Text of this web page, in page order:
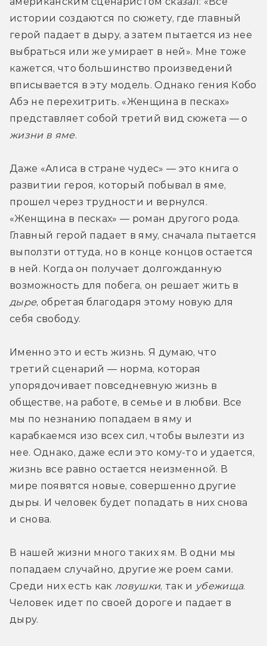
истории создаются по сюжету, где главный
герой падает в дыру, а затем пытается из нее
выбраться или же умирает в ней». Мне тоже
кажется, что большинство произведений
вписывается в эту модель. Однако гения Кобо
Абэ не перехитрить. «Женщина в песках»
жизни в яме.
Даже «Алиса в стране чудес» — это книга о
развитии героя, который побывал в яме,
прошел через трудности и вернулся.
«Женщина в песках» — роман другого рода.
Главный герой падает в яму, сначала пытается
выползти оттуда, но в конце концов остается
в ней. Когда он получает долгожданную
возможность для побега, он решает жить в
дыре, обретая благодаря этому новую для
себя свободу.
Именно это и есть жизнь. Я думаю, что
третий сценарий — норма, которая
упорядочивает повседневную жизнь в
обществе, на работе, в семье и в любви. Все
мы по незнанию попадаем в яму и
карабкаемся изо всех сил, чтобы вылезти из
нее. Однако, даже если это кому-то и удается,
жизнь все равно остается неизменной. В
мире появятся новые, совершенно другие
дыры. И человек будет попадать в них снова
и снова.
В нашей жизни много таких ям. В одни мы
попадаем случайно, другие же роем сами.
Среди них есть как ловушки, так и убежища.
Человек идет по своей дороге и падает в
дыру.